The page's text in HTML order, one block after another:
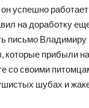
успешно
на доработку
письмо Владимиру
прибыли
со своими
шубах и